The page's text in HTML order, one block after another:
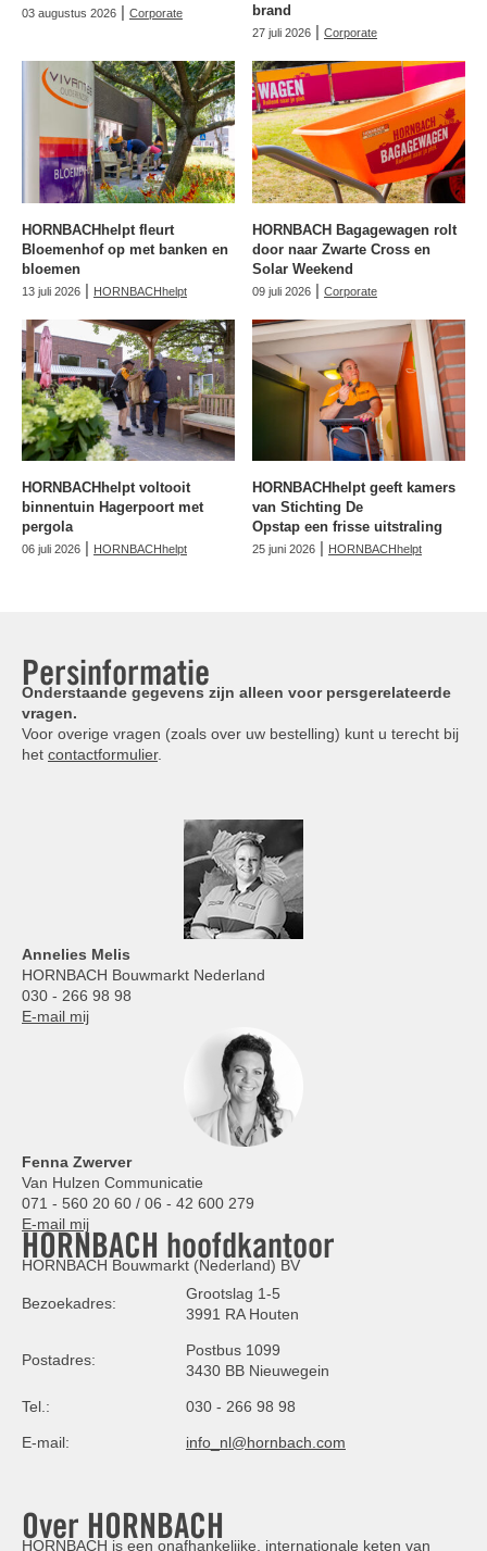
03 augustus 2026 | Corporate
brand
27 juli 2026 | Corporate
HORNBACHhelpt fleurt
Bloemenhof op met banken en
bloemen
13 juli 2026 | HORNBACHhelpt
HORNBACH Bagagewagen rolt
door naar Zwarte Cross en
Solar Weekend
09 juli 2026 | Corporate
HORNBACHhelpt voltooit
binnentuin Hagerpoort met
pergola
06 juli 2026 | HORNBACHhelpt
HORNBACHhelpt geeft kamers
van Stichting De
Opstap een frisse uitstraling
25 juni 2026 | HORNBACHhelpt
Persinformatie
Onderstaande gegevens zijn alleen voor persgerelateerde
vragen.
Voor overige vragen (zoals over uw bestelling) kunt u terecht bij
het contactformulier.
Annelies Melis
HORNBACH Bouwmarkt Nederland
030 - 266 98 98
E-mail mij
Fenna Zwerver
Van Hulzen Communicatie
071 - 560 20 60 / 06 - 42 600 279
E-mail mij
HORNBACH hoofdkantoor
HORNBACH Bouwmarkt (Nederland) BV
Bezoekadres:
Grootslag 1-5
3991 RA Houten
Postadres:
Postbus 1099
3430 BB Nieuwegein
Tel.: 030 - 266 98 98
E-mail: info_nl@hornbach.com
Over HORNBACH
HORNBACH is een onafhankelijke, internationale keten van